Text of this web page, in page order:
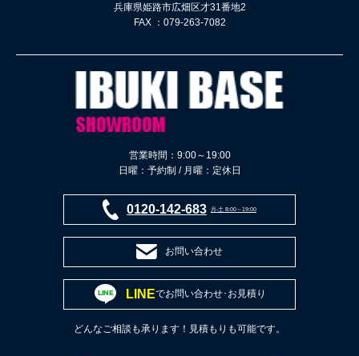
兵庫県姫路市広畑区才31番地2
FAX ：079-263-7082
営業時間：9:00～19:00
日曜：予約制 / 月曜：定休日
0120-142-683 月-土 8:00～19:00
お問い合わせ
LINEでお問い合わせ･お見積り
どんなご相談も承ります！見積もりも可能です。